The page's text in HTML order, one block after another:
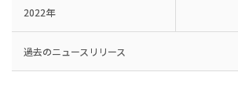
2022年
過去のニュースリリース